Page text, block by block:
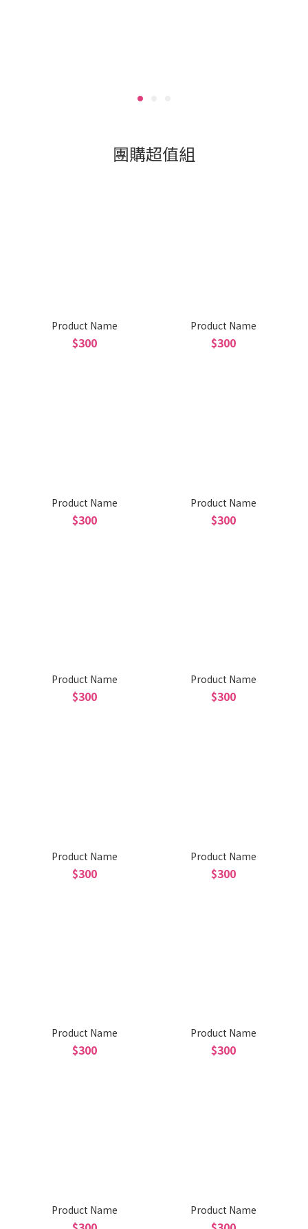
團購超值組
Product Name
$300
Product Name
$300
Product Name
$300
Product Name
$300
Product Name
$300
Product Name
$300
Product Name
$300
Product Name
$300
Product Name
$300
Product Name
$300
Product Name Product Name